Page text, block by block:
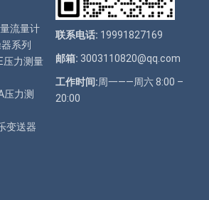
流量计
系列
压力测量
力测
变送器
联系电话: 19991827169
邮箱: 3003110820@qq.com
工作时间:周一——周六 8:00 –
20:00